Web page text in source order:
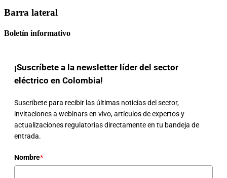
Barra lateral
Boletín informativo
¡Suscríbete a la newsletter líder del sector
eléctrico en Colombia!
Suscríbete para recibir las últimas noticias del sector,
invitaciones a webinars en vivo, artículos de expertos y
actualizaciones regulatorias directamente en tu bandeja de
entrada.
Nombre*